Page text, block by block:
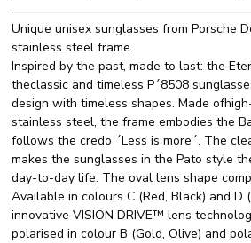
Unique unisex sunglasses from Porsche
stainless steel frame.
Inspired by the past, made to last: the
theclassic and timeless P´8508
design with timeless shapes. Made
stainless steel, the frame embodies the
follows the credo ´Less is more´. The
makes the sunglasses in the Pato style
day-to-day life. The oval lens shape
Available in colours C (Red, Black) and D
innovative VISION DRIVE™ lens
polarised in colour B (Gold, Olive) and